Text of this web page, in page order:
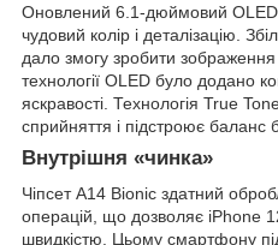
Оновлений 6.1-дюймовий
чудовий колір і деталізацію.
дало змогу зробити
технології OLED було додано
яскравості. Технологія True
сприйняття і підстроює баланс
Внутрішня «чинка»
Чіпсет A14 Bionic здатний
операцій, що дозволяє iPhone
швидкістю. Цьому смартфону